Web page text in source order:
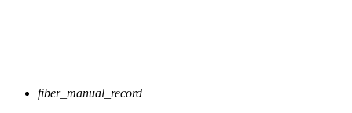
fiber_manual_record